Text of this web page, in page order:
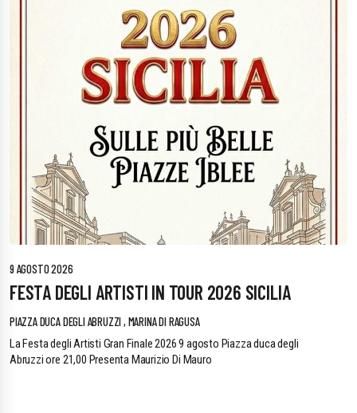
9 AGOSTO 2026
FESTA DEGLI ARTISTI IN TOUR 2026 SICILIA
PIAZZA DUCA DEGLI ABRUZZI , MARINA DI RAGUSA
La Festa degli Artisti Gran Finale 2026 9 agosto Piazza duca degli
Abruzzi ore 21,00 Presenta Maurizio Di Mauro